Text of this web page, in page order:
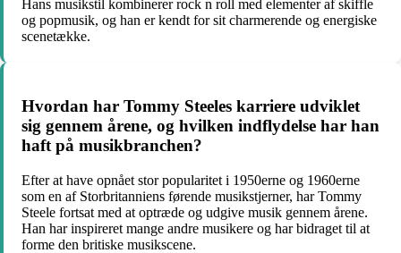
Hans musikstil kombinerer rock n roll med elementer af skiffle
og popmusik, og han er kendt for sit charmerende og energiske
scenetække.
Hvordan har Tommy Steeles karriere udviklet
sig gennem årene, og hvilken indflydelse har han
haft på musikbranchen?
Efter at have opnået stor popularitet i 1950erne og 1960erne
som en af Storbritanniens førende musikstjerner, har Tommy
Steele fortsat med at optræde og udgive musik gennem årene.
Han har inspireret mange andre musikere og har bidraget til at
forme den britiske musikscene.